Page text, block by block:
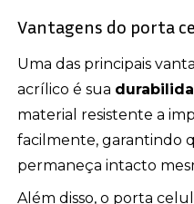
Vantagens do porta
Uma das principais
acrílico é sua
material resistente a
facilmente, garantindo
permaneça intacto
Além disso, o porta